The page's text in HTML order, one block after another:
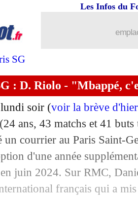
SG
Les Infos du
: D. Riolo - "Mbappé,
soir (voir la brève
(24 ans, 43 matchs et 41
un courrier au Paris Saint-
d'une année
juin 2024. Sur RMC,
français qui a
dément vouloir
le Barça aussi veut Højlund
prend la parole !
: Kanté, c'est pour
Bayern et Chelsea pas
la Juve n'a pas dit son